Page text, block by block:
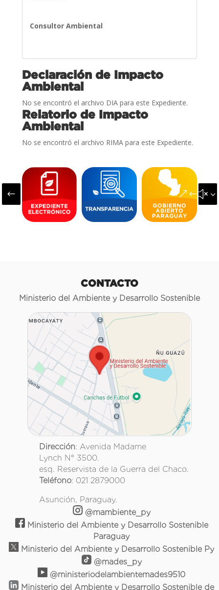
Consultor Ambiental
Declaración de Impacto
Ambiental
No se encontró el archivo DIA para este Expediente.
Relatorio de Impacto
Ambiental
No se encontró el archivo RIMA para este Expediente.
#
CONTACTO
Ministerio del Ambiente y Desarrollo Sostenible
Dirección: Avenida Madame
Lynch N° 3500.
esq. Reservista de la Guerra del Chaco.
Teléfono: 021 2879000
Asunción, Paraguay.
@mambiente_py
Ministerio del Ambiente y Desarrollo Sostenible
Paraguay
Ministerio del Ambiente y Desarrollo Sostenible Py
@mades_py
@ministeriodelambientemades9510
Ministerio del Ambiente y Desarrollo Sostenible de